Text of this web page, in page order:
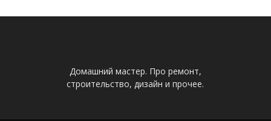
Домашний мастер. Про ремонт,
строительство, дизайн и прочее.